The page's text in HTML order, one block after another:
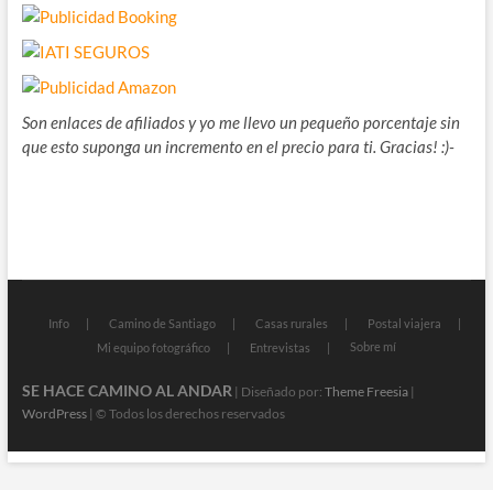
Son enlaces de afiliados y yo me llevo un pequeño porcentaje sin
que esto suponga un incremento en el precio para ti. Gracias! :)-
Info Camino de Santiago Casas rurales
Postal viajera
Mi equipo fotográfico
Entrevistas Sobre mí
SE HACE CAMINO AL ANDAR| Diseñado por: Theme Freesia|
WordPress| © Todos los derechos reservados